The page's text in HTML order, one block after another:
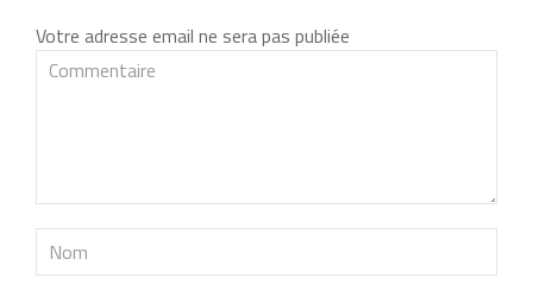
Votre adresse email ne sera pas publiée